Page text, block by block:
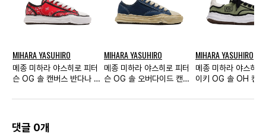
MIHARA YASUHIRO
메종 미하라 야스히로 피터
슨 OG 솔 캔버스 반다나 로
MIHARA YASUHIRO
메종 미하라 야스히로 피터
슨 OG 솔 오버다이드 캔버
MIHARA YASUHIRO
메종 미하라 야스히
이키 OG 솔 OH 캔
댓글 0개